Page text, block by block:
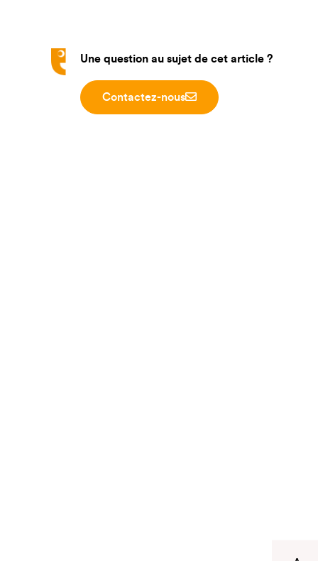
Une question au sujet de cet article ?
Contactez-nous